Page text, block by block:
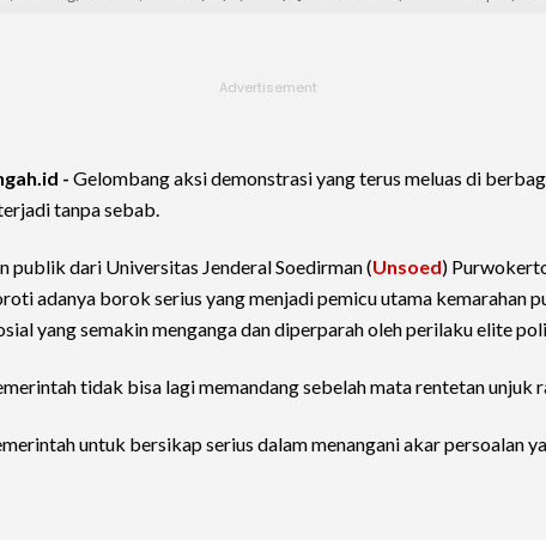
- Gelombang aksi demonstrasi yang terus meluas di
tanpa sebab.
publik dari Universitas Jenderal Soedirman (Unsoed)
adanya borok serius yang menjadi pemicu utama kemarahan
yang semakin menganga dan diperparah oleh perilaku elite
tidak bisa lagi memandang sebelah mata rentetan unjuk
untuk bersikap serius dalam menangani akar persoalan